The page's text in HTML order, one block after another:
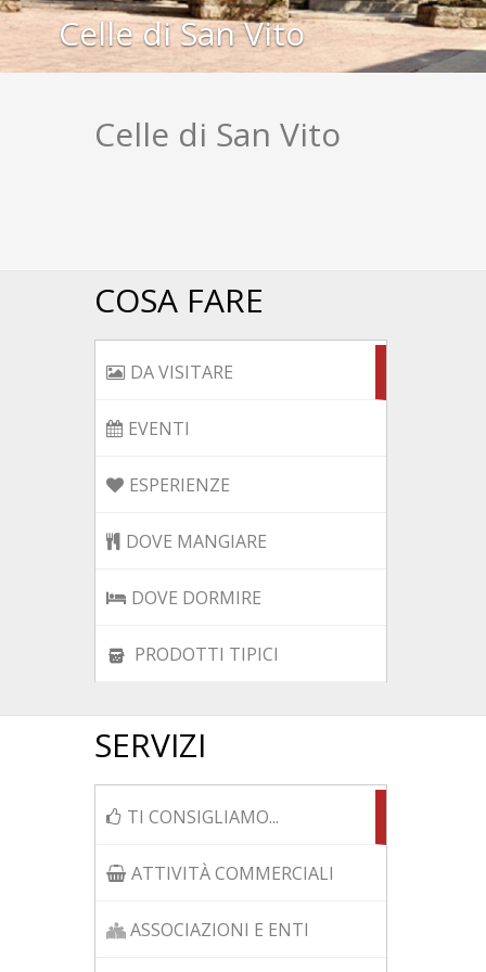
Celle di San Vito
Celle di San Vito
ALCUNE IDEE A CELLE DI
COSA FARE
DA VISITARE
EVENTI
ESPERIENZE
DOVE MANGIARE
DOVE DORMIRE
PRODOTTI TIPICI
SERVIZI
TI CONSIGLIAMO...
ATTIVITÀ COMMERCIALI
ASSOCIAZIONI E ENTI